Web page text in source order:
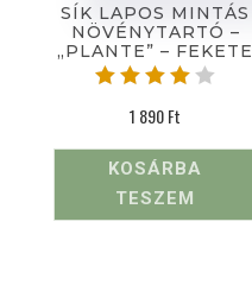
SÍK LAPOS MINTÁS
NÖVÉNYTARTÓ –
„PLANTE” – FEKETE
és:
/ 5
1 890Ft
KOSÁRBA
TESZEM